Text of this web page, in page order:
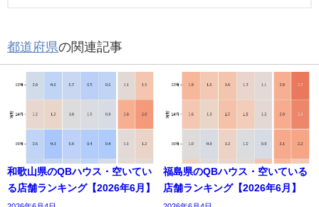
都道府県の関連記事
和歌山県のQBハウス・空いてい
る店舗ランキング【2026年6月】
福島県のQBハウス・空いている
店舗ランキング【2026年6月】